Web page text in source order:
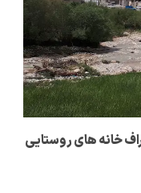
خانه های روستایی